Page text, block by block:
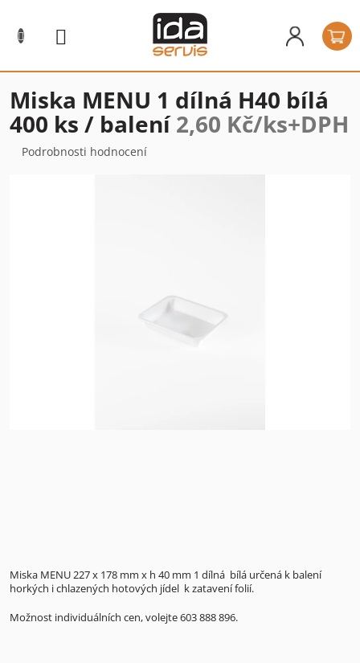
obsah
Miska MENU 1 dílná H40 bílá
400 ks / balení2,60 Kč/ks+DPH
Průměrné
Podrobnosti hodnocení
Miska MENU 227 x 178 mm x h 40 mm 1 dílná bílá určená k balení
horkých i chlazených hotových jídel k zatavení folií.
Možnost individuálních cen, volejte 603 888 896.